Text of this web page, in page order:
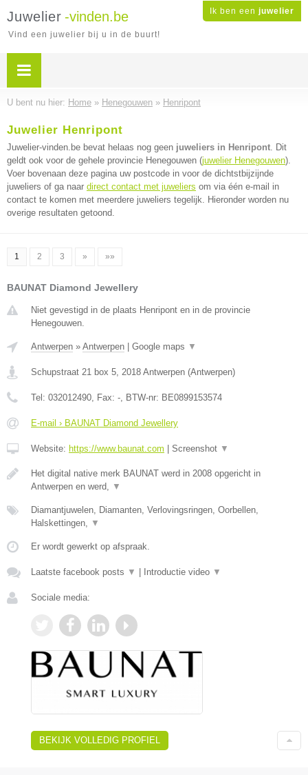
Ik ben een juwelier
Juwelier -vinden.be
Vind een juwelier bij u in de buurt!
U bent nu hier: Home » Henegouwen » Henripont
Juwelier Henripont
Juwelier-vinden.be bevat helaas nog geen juweliers in Henripont. Dit
geldt ook voor de gehele provincie Henegouwen (juwelier Henegouwen).
Voer bovenaan deze pagina uw postcode in voor de dichtstbijzijnde
juweliers of ga naar direct contact met juweliers om via één e-mail in
contact te komen met meerdere juweliers tegelijk. Hieronder worden nu
overige resultaten getoond.
1 2 3 » »»
BAUNAT Diamond Jewellery
Niet gevestigd in de plaats Henripont en in de provincie
Henegouwen.
Antwerpen » Antwerpen Google maps ▼
Schupstraat 21 box 5, 2018 Antwerpen (Antwerpen)
Tel: 032012490, Fax: -, BTW-nr: BE0899153574
E-mail › BAUNAT Diamond Jewellery
Website: https://www.baunat.com Screenshot ▼
Het digital native merk BAUNAT werd in 2008 opgericht in
Antwerpen en werd, ▼
Diamantjuwelen, Diamanten, Verlovingsringen, Oorbellen,
Halskettingen, ▼
Er wordt gewerkt op afspraak.
Laatste facebook posts ▼ Introductie video ▼
Sociale media:
BEKIJK VOLLEDIG PROFIEL